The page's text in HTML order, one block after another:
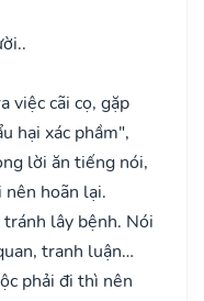
việc cãi cọ, gặp
hại xác phầm",
lời ăn tiếng nói,
hoãn lại.
lây bệnh. Nói
tranh luận…
phải đi thì nên